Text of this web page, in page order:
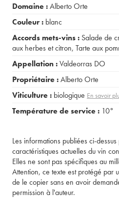
Domaine :Alberto Orte
Couleur : blanc
Accords mets-vins : Salade de
aux herbes et citron, Tarte aux
Appellation :Valdeorras DO
Propriétaire :Alberto Orte
Viticulture : biologique En savoir
Température de service : 10°
Les informations publiées ci-
caractéristiques actuelles du vin
Elles ne sont pas spécifiques au
Attention, ce texte est protégé par
de le copier sans en avoir
permission à l'auteur.